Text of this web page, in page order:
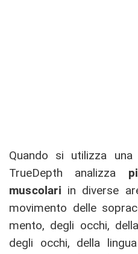
Quando si utilizza
TrueDepth analizza
muscolari in diverse
movimento delle
mento, degli occhi,
degli occhi, della